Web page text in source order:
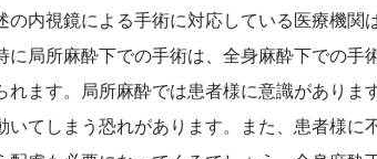
の内視鏡による手術に対応している医療機関
に局所麻酔下での手術は、全身麻酔下での手
れます。局所麻酔では患者様に意識がありま
いてしまう恐れがあります。また、患者様に